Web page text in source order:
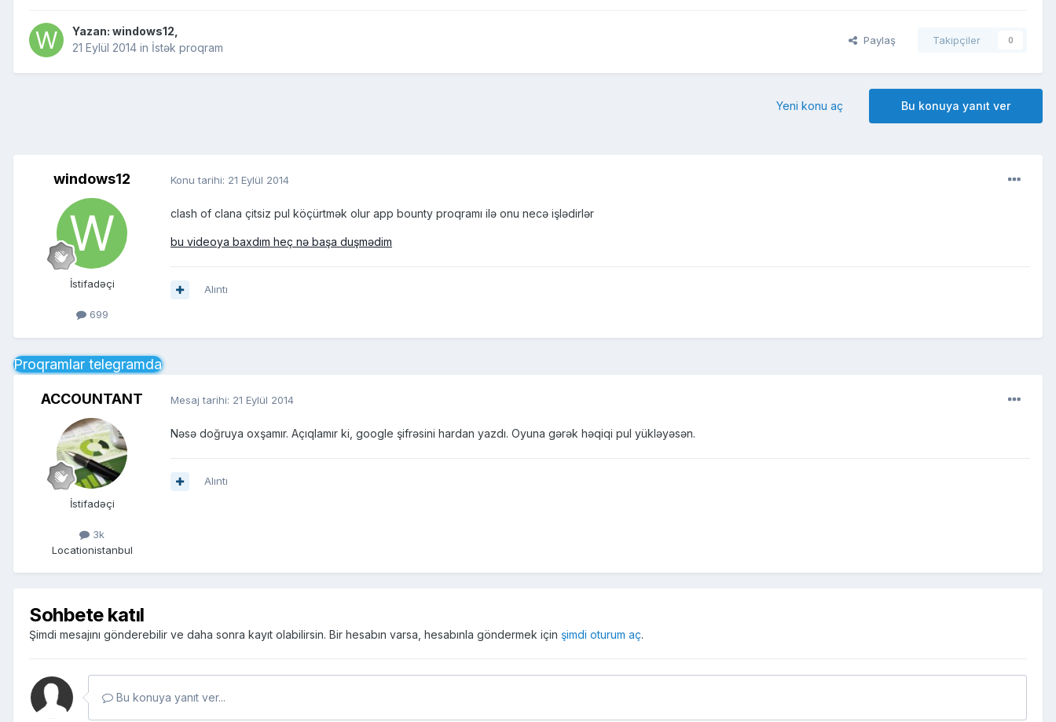
Yazan: windows12
21 Eylül 2014 in İstək proqram
Paylaş Takipçiler 0
Bu konuya yanıt ver
Yeni konu aç
windows12
İstifadəçi
699
Konu tarihi: 21 Eylül 2014
clash of clana çitsiz pul köçürtmək olur app bounty proqramı ilə onu necə işlədirlər
bu videoya baxdım heç nə başa duşmədim
Alıntı
Proqramlar telegramda
ACCOUNTANT
İstifadəçi
3k
Locationistanbul
Mesaj tarihi: 21 Eylül 2014
Nəsə doğruya oxşamır. Açıqlamır ki, google şifrəsini hardan yazdı. Oyuna gərək həqiqi pul yükləyəsən.
Alıntı
Sohbete katıl
Şimdi mesajını gönderebilir ve daha sonra kayıt olabilirsin. Bir hesabın varsa, hesabınla göndermek için şimdi oturum aç.
Bu konuya yanıt ver...